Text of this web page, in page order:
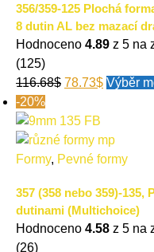
356/359-125 Plochá
8 dutin AL bez mazací
Hodnoceno 4.89 z 5 na
(125)
116.68$ 78.73$ Výběr
-20%
Formy, Pevné formy
357 (358 nebo 359)-135,
dutinami (Multichoice)
Hodnoceno 4.58 z 5 na
(26)